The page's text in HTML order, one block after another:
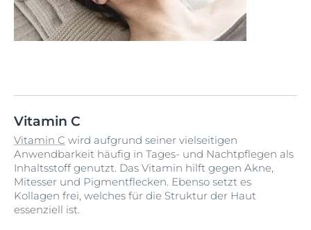
Vitamin C
Vitamin C wird aufgrund seiner vielseitigen
Anwendbarkeit häufig in Tages- und Nachtpflegen als
Inhaltsstoff genutzt. Das Vitamin hilft gegen Akne,
Mitesser und Pigmentflecken. Ebenso setzt es
Kollagen frei, welches für die Struktur der Haut
essenziell ist.